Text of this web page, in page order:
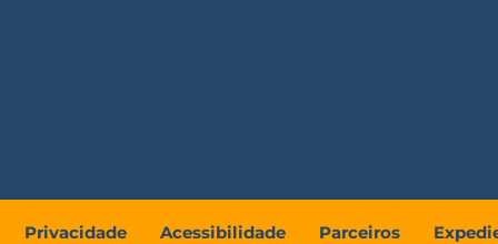
Privacidade Acessibilidade Parceiros